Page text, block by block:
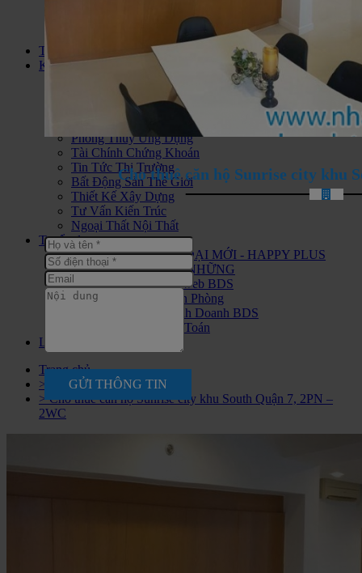
Bán Nhà Đất Huyện Cần Giờ
Thông tin
Kiến thức
Tư Vấn Hỏi Đáp
Phân Tích Nhận Định
Thông Tin Quy Hoạch
Chính Sách Quản Lý
Phong Thủy Ứng Dụng
Tài Chính Chứng Khoán
Tin Tức Thị Trường
Bất Động Sản Thế Giới
Thiết Kế Xây Dựng
Tư Vấn Kiến Trúc
Ngoại Thất Nội Thất
Tuyển dụng
CHIẾN BINH THỜI ĐẠI MỚI - HAPPY PLUS
ĐANG ĐÓN CHÀO NHỮNG
Tuyển nhân viên Seo web BDS
Tuyển Nhân Viên Văn Phòng
Tuyển Nhân Viên Kinh Doanh BDS
Tuyển Nhân Viên Kế Toán
Liên hệ
Trang chủ
> Cho thuê
> Cho thuê căn hộ Sunrise city khu South Quận 7, 2PN –
2WC
Cho thuê căn hộ Sunrise city khu
GỬI THÔNG TIN